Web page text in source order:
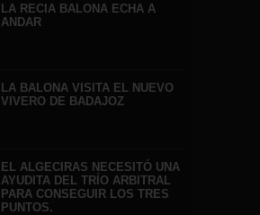
LA RECIA BALONA ECHA A
ANDAR
LA BALONA VISITA EL NUEVO
VIVERO DE BADAJOZ
EL ALGECIRAS NECESITÓ UNA
AYUDITA DEL TRÍO ARBITRAL
PARA CONSEGUIR LOS TRES
PUNTOS.